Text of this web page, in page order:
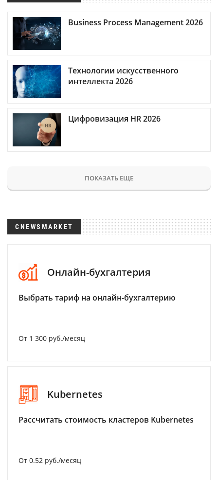
Business Process Management 2026
Технологии искусственного
интеллекта 2026
Цифровизация HR 2026
ПОКАЗАТЬ ЕЩЕ
CNEWSMARKET
Онлайн-бухгалтерия
Выбрать тариф на онлайн-бухгалтерию
От 1 300 руб./месяц
Kubernetes
Рассчитать стоимость кластеров Kubernetes
От 0.52 руб./месяц